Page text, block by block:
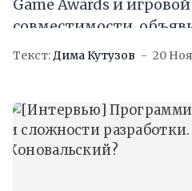
Game Awards и
совместимости,
ближайшую премию. И так, давайте
Текст:Дима Кутузов 20